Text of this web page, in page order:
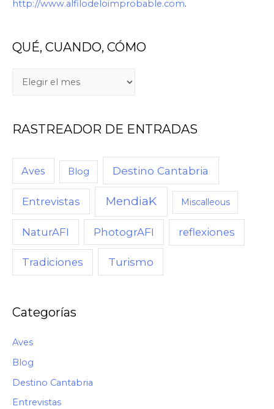
http://www.alfilodeloimprobable.com.
QUÉ, CUANDO, CÓMO
A
D
M
RASTREADOR DE ENTRADAS
Aves Blog Destino Cantabria
Entrevistas MendiaK Miscalleous
NaturAFI PhotogrAFI reflexiones
Tradiciones Turismo
Categorías
Aves
Blog
Destino Cantabria
Entrevistas